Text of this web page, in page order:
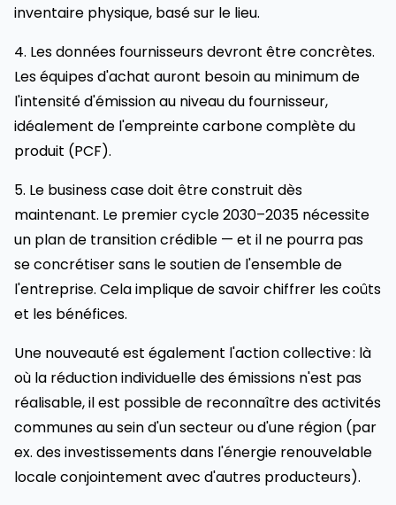
inventaire physique, basé sur le lieu.
4. Les données fournisseurs devront être concrètes.
Les équipes d'achat auront besoin au minimum de
l'intensité d'émission au niveau du fournisseur,
idéalement de l'empreinte carbone complète du
produit (PCF).
5. Le business case doit être construit dès
maintenant. Le premier cycle 2030–2035 nécessite
un plan de transition crédible — et il ne pourra pas
se concrétiser sans le soutien de l'ensemble de
l'entreprise. Cela implique de savoir chiffrer les coûts
et les bénéfices.
Une nouveauté est également l'action collective : là
où la réduction individuelle des émissions n'est pas
réalisable, il est possible de reconnaître des activités
communes au sein d'un secteur ou d'une région (par
ex. des investissements dans l'énergie renouvelable
locale conjointement avec d'autres producteurs).